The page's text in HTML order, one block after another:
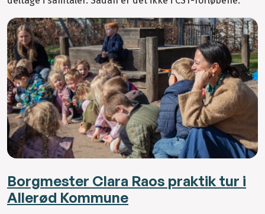
Borgmester Clara Raos praktik tur i
Allerød Kommune